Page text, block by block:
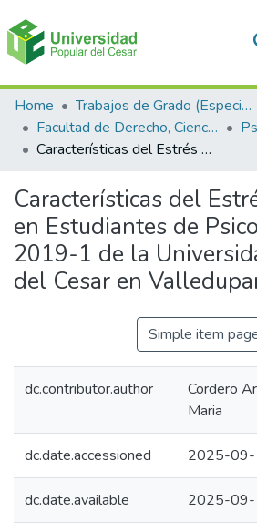
Communities & Collections
All of DSpace
Home Trabajos de Grado (Especializaciones y Pregrados)
Facultad de Derecho, Ciencias Políticas y Sociales.
Características del Estrés Académico en Estudiantes de Psicología Periodo 2019-1 de la Universidad Popular del Cesar en Valledupar
Características del
en Estudiantes de
2019-1 de la
del Cesar en
Simple item
dc.contributor.author
Cordero
Maria
dc.date.accessioned 2025-09-
dc.date.available 2025-09-